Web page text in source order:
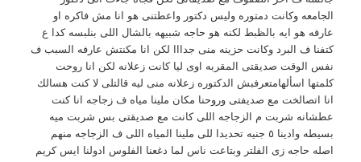
الجامعه وكانت دمتوره وليس دكتور واعطتنى هو انا مش فاكره او
عارفه هو ايه بالظبط لكنه هو حاجه شبيهه بالشال اللى بنلبسه كدا ع
كتفنا ف البرد وكانت حزينه منى جدااا لكن انا مكنتش عارفه السبب ف
نفس الوقت صديقتى المقربه اوى ليا كانت زعلانه لكن انا روحت
كلمتها اسألهامتعرفبش الدكتوره زعلانه منى ليه قالتلى لا كنت هسالك
انا اتصالخت مع صديفتى وروحنا مكان ملينا مياه ف زجاجه انا كنت
عطشانه شربت م الزجاجه اللى كانت مع صديقتى بس شربت ميه
بسيطه وادينا ٥ جنيه تحديدا للى ملينا المياه اللى ف الزجاجه منهم
اصله حاجه زى الفلتر وبتاعت ناس لما دغعنا الفلوس ادولنا ايس كريم